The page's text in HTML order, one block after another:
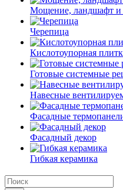
Мощение, ландшафт и
Черепица
Кислотоупорная
Готовые системные
Навесные
Фасадные
Фасадный декор
Гибкая керамика